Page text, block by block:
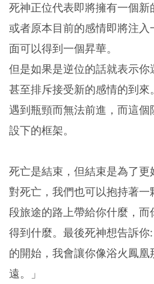
死神正位代表即將擁有一個新
或者原本目前的感情即將注
面可以得到一個昇華。
但是如果是逆位的話就表示你
甚至排斥接受新的感情的到
遇到瓶頸而無法前進，而這個
設下的框架。
死亡是結束，但結束是為了
對死亡，我們也可以抱持著
段旅途的路上帶給你什麼，
得到什麼。最後死神想告訴你
的開始，我會讓你像浴火鳳凰
遠。」